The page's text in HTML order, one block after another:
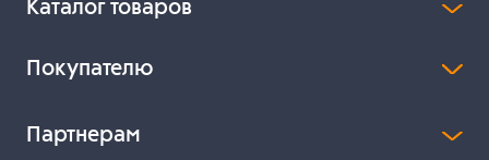
Каталог товаров
Покупателю
Партнерам